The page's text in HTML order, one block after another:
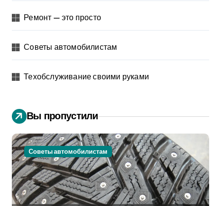
Ремонт — это просто
Советы автомобилистам
Техобслуживание своими руками
Вы пропустили
Советы автомобилистам